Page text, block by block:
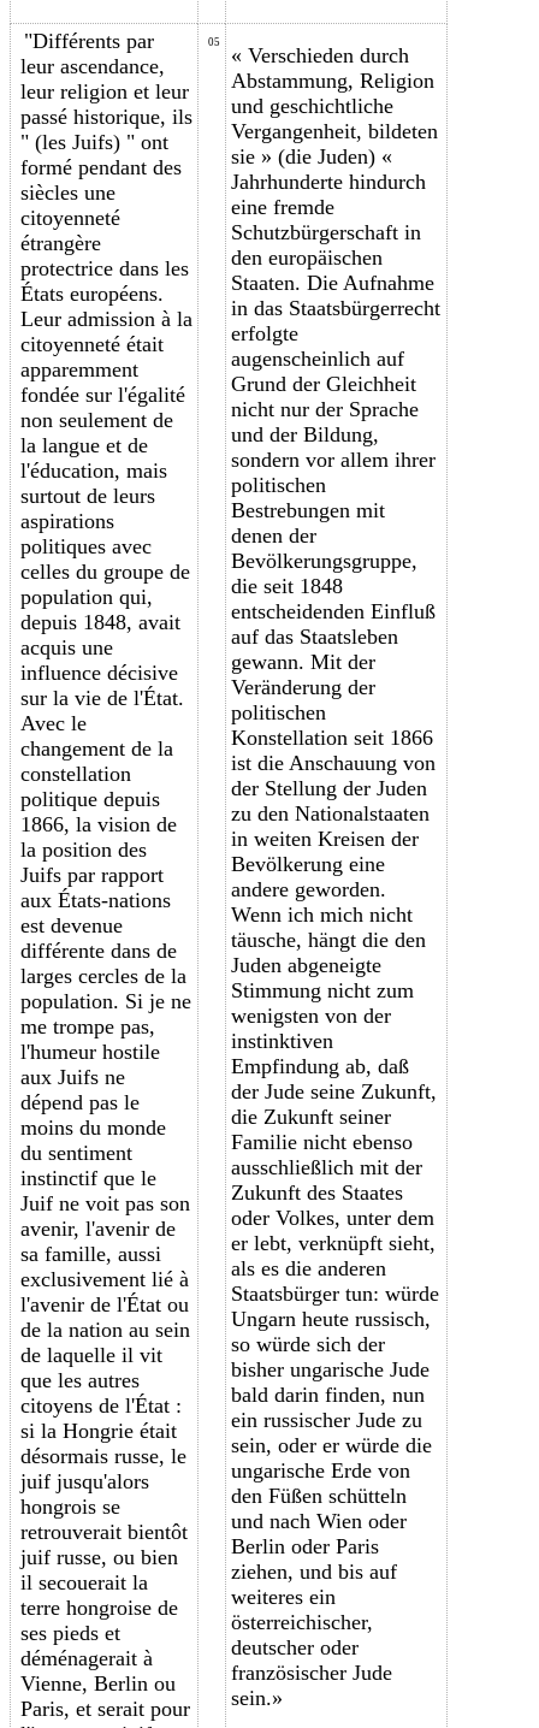
"Différents par
leur ascendance,
leur religion et leur
passé historique, ils
" (les Juifs) " ont
formé pendant des
siècles une
citoyenneté
étrangère
protectrice dans les
États européens.
Leur admission à la
citoyenneté était
apparemment
fondée sur l'égalité
non seulement de
la langue et de
l'éducation, mais
surtout de leurs
aspirations
politiques avec
celles du groupe de
population qui,
depuis 1848, avait
acquis une
influence décisive
sur la vie de l'État.
Avec le
changement de la
constellation
politique depuis
1866, la vision de
la position des
Juifs par rapport
aux États-nations
est devenue
différente dans de
larges cercles de la
population. Si je ne
me trompe pas,
l'humeur hostile
aux Juifs ne
dépend pas le
moins du monde
du sentiment
instinctif que le
Juif ne voit pas son
avenir, l'avenir de
sa famille, aussi
exclusivement lié à
l'avenir de l'État ou
de la nation au sein
de laquelle il vit
que les autres
citoyens de l'État :
si la Hongrie était
désormais russe, le
juif jusqu'alors
hongrois se
retrouverait bientôt
juif russe, ou bien
il secouerait la
terre hongroise de
ses pieds et
déménagerait à
Vienne, Berlin ou
Paris, et serait pour
05
« Verschieden durch
Abstammung, Religion
und geschichtliche
Vergangenheit, bildeten
sie » (die Juden) «
Jahrhunderte hindurch
eine fremde
Schutzbürgerschaft in
den europäischen
Staaten. Die Aufnahme
in das Staatsbürgerrecht
erfolgte
augenscheinlich auf
Grund der Gleichheit
nicht nur der Sprache
und der Bildung,
sondern vor allem ihrer
politischen
Bestrebungen mit
denen der
Bevölkerungsgruppe,
die seit 1848
entscheidenden Einfluß
auf das Staatsleben
gewann. Mit der
Veränderung der
politischen
Konstellation seit 1866
ist die Anschauung von
der Stellung der Juden
zu den Nationalstaaten
in weiten Kreisen der
Bevölkerung eine
andere geworden.
Wenn ich mich nicht
täusche, hängt die den
Juden abgeneigte
Stimmung nicht zum
wenigsten von der
instinktiven
Empfindung ab, daß
der Jude seine Zukunft,
die Zukunft seiner
Familie nicht ebenso
ausschließlich mit der
Zukunft des Staates
oder Volkes, unter dem
er lebt, verknüpft sieht,
als es die anderen
Staatsbürger tun: würde
Ungarn heute russisch,
so würde sich der
bisher ungarische Jude
bald darin finden, nun
ein russischer Jude zu
sein, oder er würde die
ungarische Erde von
den Füßen schütteln
und nach Wien oder
Berlin oder Paris
ziehen, und bis auf
weiteres ein
österreichischer,
deutscher oder
französischer Jude
sein.»